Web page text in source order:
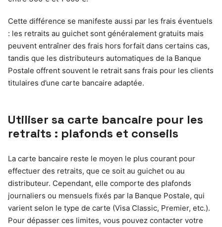
Cette différence se manifeste aussi par les frais éventuels
: les retraits au guichet sont généralement gratuits mais
peuvent entraîner des frais hors forfait dans certains cas,
tandis que les distributeurs automatiques de la Banque
Postale offrent souvent le retrait sans frais pour les clients
titulaires d’une carte bancaire adaptée.
Utiliser sa carte bancaire pour les
retraits : plafonds et conseils
La carte bancaire reste le moyen le plus courant pour
effectuer des retraits, que ce soit au guichet ou au
distributeur. Cependant, elle comporte des plafonds
journaliers ou mensuels fixés par la Banque Postale, qui
varient selon le type de carte (Visa Classic, Premier, etc.).
Pour dépasser ces limites, vous pouvez contacter votre